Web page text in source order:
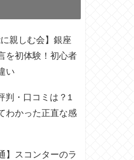
親しむ会】銀座
を初体験！初心者
い
判・口コミは？1
わかった正直な感
】スコンターのラ